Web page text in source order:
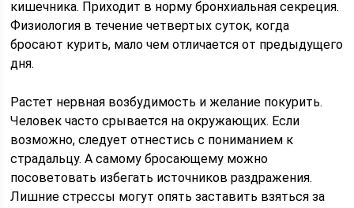
кишечника. Приходит в норму бронхиальная секреция.
Физиология в течение четвертых суток, когда
бросают курить, мало чем отличается от предыдущего
дня.
Растет нервная возбудимость и желание покурить.
Человек часто срывается на окружающих. Если
возможно, следует отнестись с пониманием к
страдальцу. А самому бросающему можно
посоветовать избегать источников раздражения.
Лишние стрессы могут опять заставить взяться за